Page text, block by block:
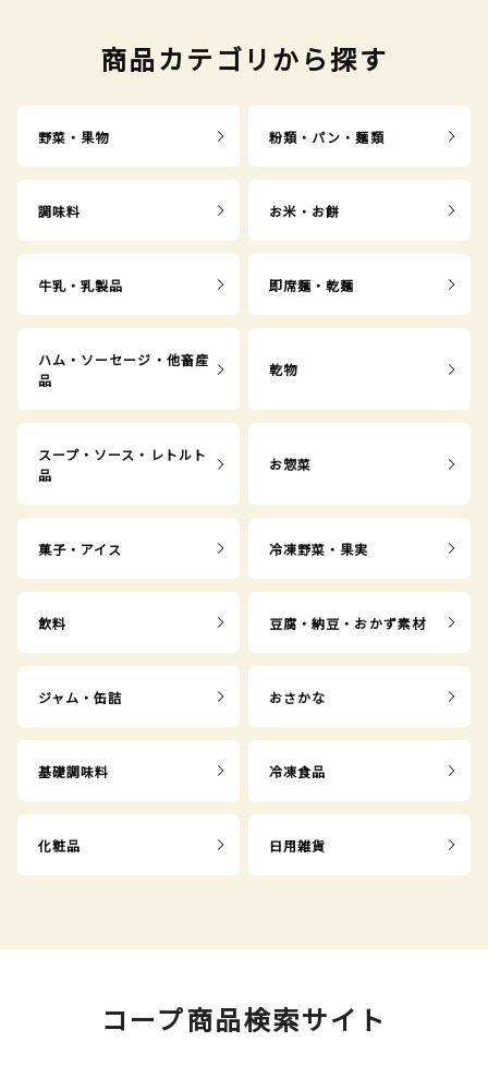
商品カテゴリから探す
野菜・果物 粉類・パン・麺類
調味料 お米・お餅
牛乳・乳製品 即席麺・乾麺
ハム・ソーセージ・他畜産
品
乾物
スープ・ソース・レトルト
品
お惣菜
菓子・アイス 冷凍野菜・果実
飲料 豆腐・納豆・おかず素材
ジャム・缶詰 おさかな
基礎調味料 冷凍食品
化粧品 日用雑貨
コープ商品検索サイト